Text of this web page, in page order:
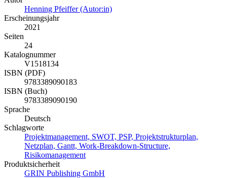
Henning Pfeiffer (Autor:in)
Erscheinungsjahr
2021
Seiten
24
Katalognummer
V1518134
ISBN (PDF)
9783389090183
ISBN (Buch)
9783389090190
Sprache
Deutsch
Schlagworte
Projektmanagement, SWOT, PSP, Projektstrukturplan,
Netzplan, Gantt, Work-Breakdown-Structure,
Risikomanagement
Produktsicherheit
GRIN Publishing GmbH